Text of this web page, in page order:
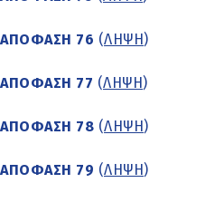
ΑΠΟΦΑΣΗ 76 (ΛΗΨΗ )
ΑΠΟΦΑΣΗ 77 (ΛΗΨΗ )
ΑΠΟΦΑΣΗ 78 (ΛΗΨΗ )
ΑΠΟΦΑΣΗ 79 (ΛΗΨΗ )